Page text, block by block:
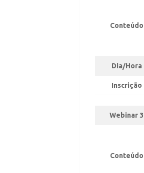
Conteúdo
Dia/Hora
Inscrição
Webinar 3
Conteúdo